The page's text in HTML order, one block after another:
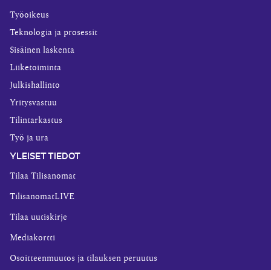
Työoikeus
Teknologia ja prosessit
Sisäinen laskenta
Liiketoiminta
Julkishallinto
Yritysvastuu
Tilintarkastus
Työ ja ura
YLEISET TIEDOT
Tilaa Tilisanomat
TilisanomatLIVE
Tilaa uutiskirje
Mediakortti
Osoitteenmuutos ja tilauksen peruutus